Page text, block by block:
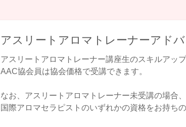
アスリートアロマトレーナーアド
アスリートアロマトレーナー講座生のスキルアップ
AAC協会員は協会価格で受講できます。
なお、アスリートアロマトレーナー未受講の場合
国際アロマセラピストのいずれかの資格をお持ち